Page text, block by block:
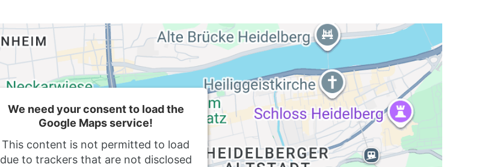
We need your consent to load the
Google Maps service!
This content is not permitted to load
due to trackers that are not disclosed